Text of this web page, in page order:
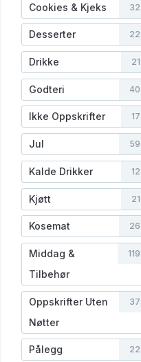
Cookies & Kjeks 32
Desserter 22
Drikke 21
Godteri 40
Ikke Oppskrifter 17
Jul 59
Kalde Drikker 12
Kjøtt 21
Kosemat 26
Middag &
Tilbehør
119
Oppskrifter Uten
Nøtter
37
Pålegg 22